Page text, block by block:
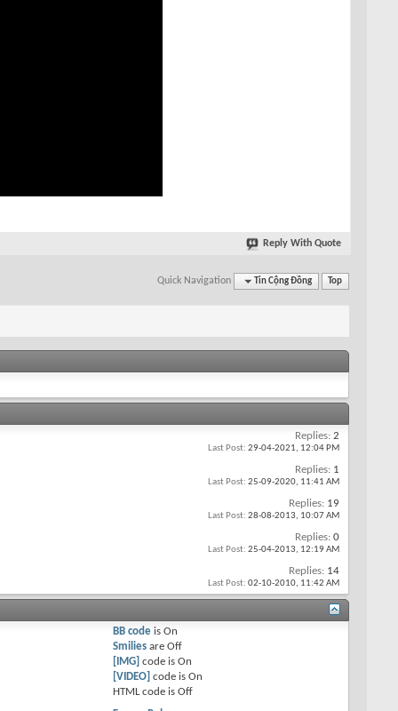
Reply With Quote
Quick Navigation Tin Cộng Đồng Top
Replies: 2
Last Post: 29-04-2021, 12:04 PM
Replies: 1
Last Post: 25-09-2020, 11:41 AM
Replies: 19
Last Post: 28-08-2013, 10:07 AM
Replies: 0
Last Post: 25-04-2013, 12:19 AM
Replies: 14
Last Post: 02-10-2010, 11:42 AM
BB code isOn
Smilies areOff
[IMG] code isOn
[VIDEO] code isOn
HTML code isOff